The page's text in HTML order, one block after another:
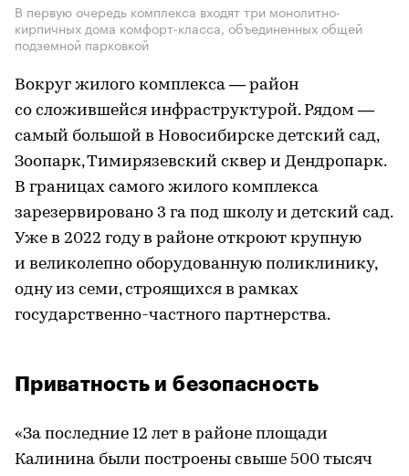
В первую очередь комплекса входят три монолитно-
кирпичных дома комфорт-класса, объединенных общей
подземной парковкой
Вокруг жилого комплекса — район
со сложившейся инфраструктурой. Рядом —
самый большой в Новосибирске детский сад,
Зоопарк, Тимирязевский сквер и Дендропарк.
В границах самого жилого комплекса
зарезервировано 3 га под школу и детский сад.
Уже в 2022 году в районе откроют крупную
и великолепно оборудованную поликлинику,
одну из семи, строящихся в рамках
государственно-частного партнерства.
Приватность и безопасность
«За последние 12 лет в районе площади
Калинина были построены свыше 500 тысяч